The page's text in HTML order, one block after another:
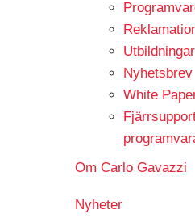
Utbildningar
Nyhetsbrev
White
Om Carlo Gavazzi
Nyheter